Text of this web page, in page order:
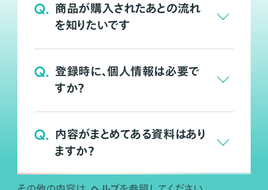
Q. 商品が購入されたあとの流れ
を知りたいです
Q. 登録時に、個人情報は必要で
すか？
Q. 内容がまとめてある資料はあり
ますか？